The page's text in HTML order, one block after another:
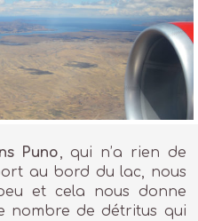
Puno, qui n’a rien de
au bord du lac, nous
et cela nous donne
nombre de détritus qui